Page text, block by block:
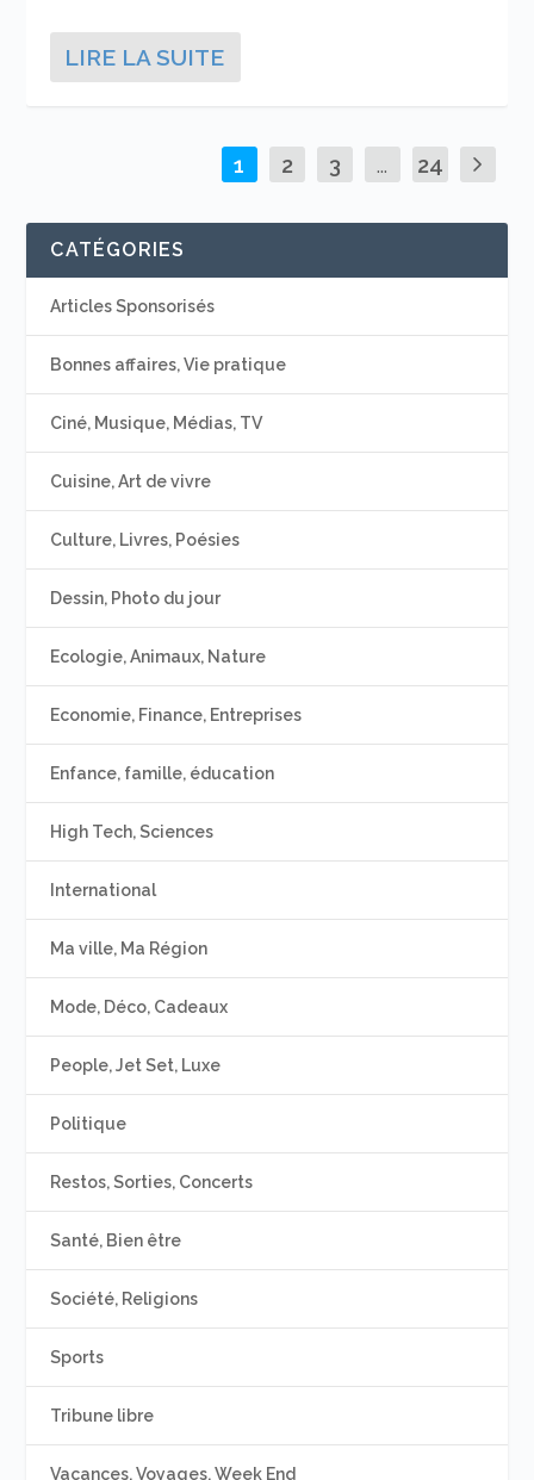
LIRE LA SUITE
1 2 3 ...
24
CATÉGORIES
Articles Sponsorisés
Bonnes affaires, Vie pratique
Ciné, Musique, Médias, TV
Cuisine, Art de vivre
Culture, Livres, Poésies
Dessin, Photo du jour
Ecologie, Animaux, Nature
Economie, Finance, Entreprises
Enfance, famille, éducation
High Tech, Sciences
International
Ma ville, Ma Région
Mode, Déco, Cadeaux
People, Jet Set, Luxe
Politique
Restos, Sorties, Concerts
Santé, Bien être
Société, Religions
Sports
Tribune libre
Vacances, Voyages, Week End